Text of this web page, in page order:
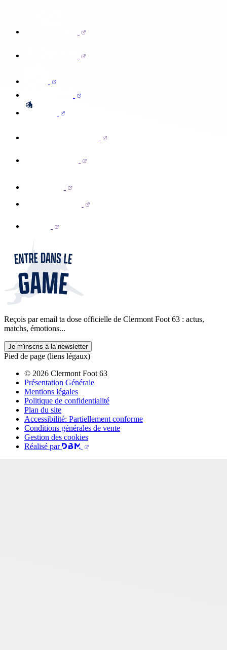
Reçois par email ta dose officielle de Clermont Foot 63 : actus,
matchs, émotions...
Je m'inscris à la newsletter
Pied de page (liens légaux)
© 2026 Clermont Foot 63
Présentation Générale
Mentions légales
Politique de confidentialité
Plan du site
Accessibilité: Partiellement conforme
Conditions générales de vente
Gestion des cookies
Réalisé par